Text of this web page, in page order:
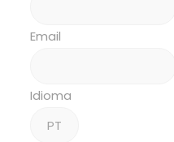
Email
Idioma